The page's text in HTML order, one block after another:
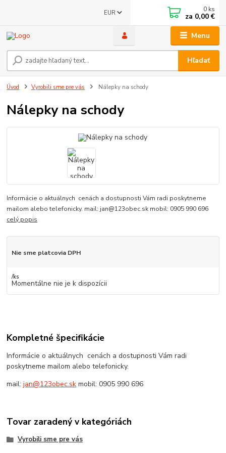
Menu
EUR
Hľadať
0 ks
za 0,00 €
Úvod Vyrobili sme pre vás Nálepky na schody
Nálepky na schody
Informácie o aktuálnych cenách a dostupnosti Vám radi poskytneme
mailom alebo telefonicky. mail: jan@123obec.sk mobil: 0905 990 696
celý popis
Nie sme platcovia DPH
/ks
Momentálne nie je k dispozícii
Kompletné špecifikácie
Informácie o aktuálnych cenách a dostupnosti Vám radi
poskytneme mailom alebo telefonicky.
mail:jan@123obec.sk mobil: 0905 990 696
Tovar zaradený v kategóriách
Vyrobili sme pre vás